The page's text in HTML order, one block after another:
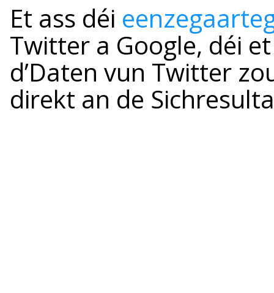
Et ass déi
Twitter a Google, déi
d’Daten vun Twitter
direkt an de